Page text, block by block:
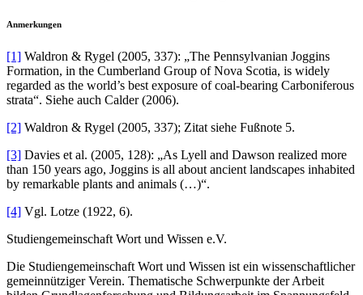
Anmerkungen
[1] Waldron & Rygel (2005, 337): „The Pennsylvanian Joggins
Formation, in the Cumberland Group of Nova Scotia, is widely
regarded as the world’s best exposure of coal-bearing Carboniferous
strata“. Siehe auch Calder (2006).
[2] Waldron & Rygel (2005, 337); Zitat siehe Fußnote 5.
[3] Davies et al. (2005, 128): „As Lyell and Dawson realized more
than 150 years ago, Joggins is all about ancient landscapes inhabited
by remarkable plants and animals (…)“.
[4] Vgl. Lotze (1922, 6).
Studiengemeinschaft Wort und Wissen e.V.
Die Studiengemeinschaft Wort und Wissen ist ein wissenschaftlicher
gemeinnütziger Verein. Thematische Schwerpunkte der Arbeit